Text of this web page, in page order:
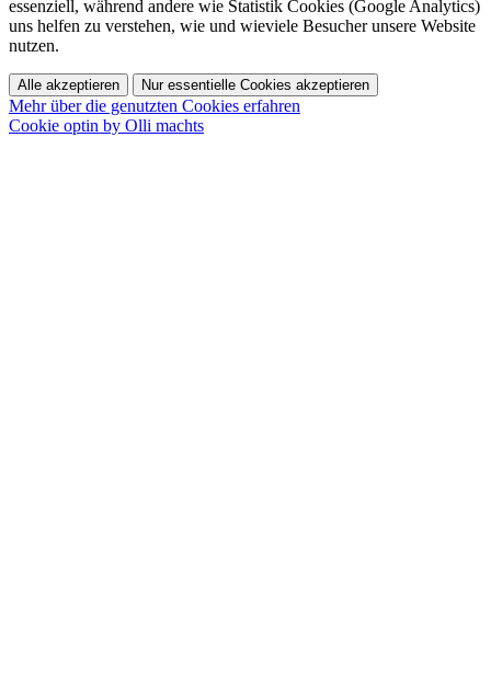
essenziell, während andere wie Statistik Cookies (Google Analytics)
uns helfen zu verstehen, wie und wieviele Besucher unsere Website
nutzen.
Alle akzeptieren Nur essentielle Cookies akzeptieren
Mehr über die genutzten Cookies erfahren
Cookie optin by Olli machts